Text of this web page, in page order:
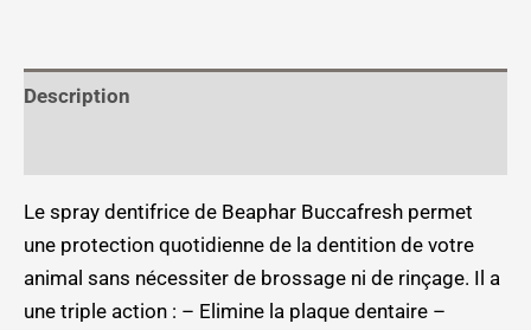
Description
Le spray dentifrice de Beaphar Buccafresh permet
une protection quotidienne de la dentition de votre
animal sans nécessiter de brossage ni de rinçage. Il a
une triple action : – Elimine la plaque dentaire –